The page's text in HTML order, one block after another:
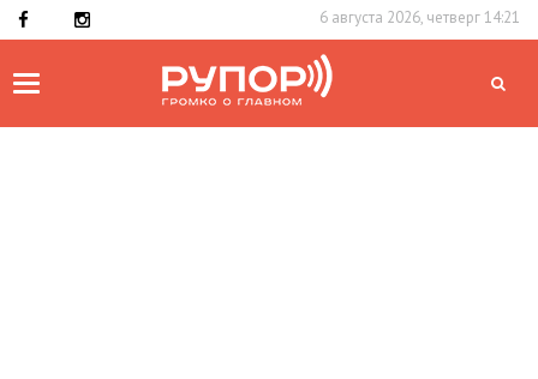
6 августа 2026, четверг 14:21
Toggle